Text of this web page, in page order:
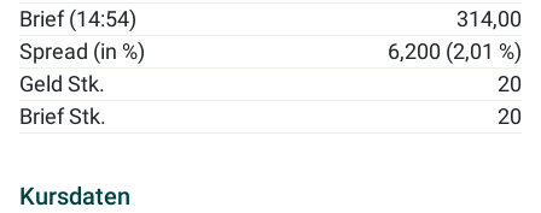
Brief (14:54)
314,00
Spread (in %)
6,200 (2,01 %)
Geld Stk.
20
Brief Stk.
20
Kursdaten